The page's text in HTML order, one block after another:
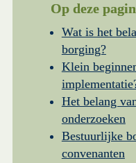
Op deze
Wat is het
borging?
Klein
Het belang
onderzoeken
Bestuurlijke
convenanten